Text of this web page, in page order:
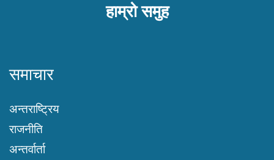
हाम्रो समुह
समाचार
अन्तराष्ट्रिय
राजनीति
अन्तर्वार्ता